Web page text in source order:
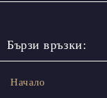
Бързи връзки:
Начало